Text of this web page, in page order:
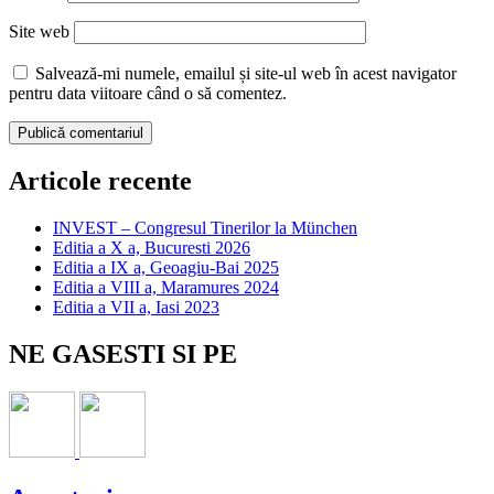
Site web
Salvează-mi numele, emailul și site-ul web în acest navigator
pentru data viitoare când o să comentez.
Articole recente
INVEST – Congresul Tinerilor la München
Editia a X a, Bucuresti 2026
Editia a IX a, Geoagiu-Bai 2025
Editia a VIII a, Maramures 2024
Editia a VII a, Iasi 2023
NE GASESTI SI PE